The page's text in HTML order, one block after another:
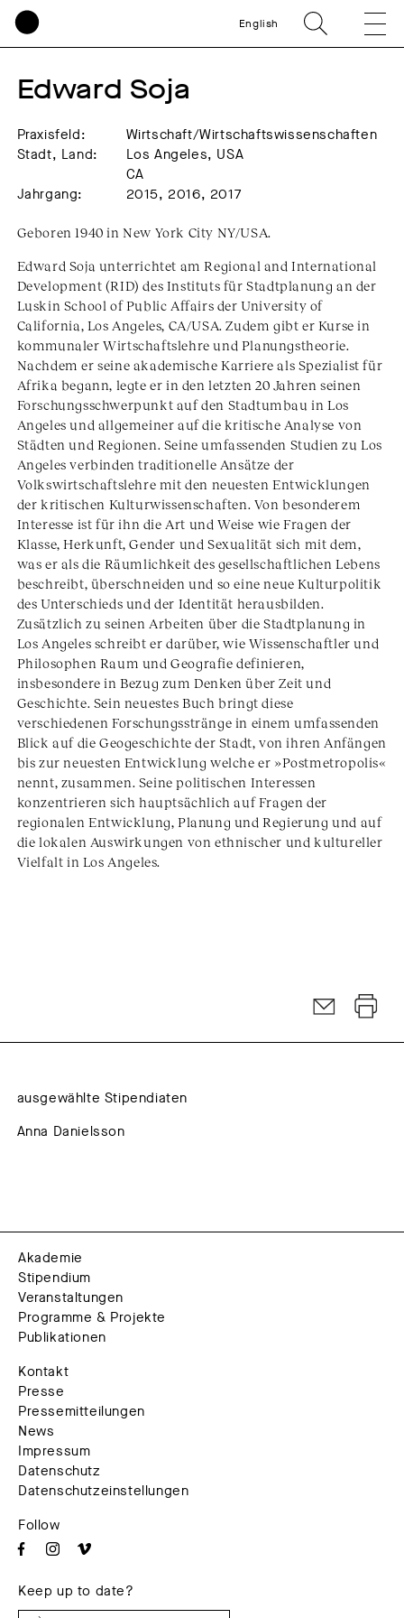
English
Edward Soja
Praxisfeld:
Wirtschaft/Wirtschaftswissenschaften
Stadt, Land:
Los Angeles, USA
CA
Jahrgang:
2015, 2016, 2017
Geboren 1940 in New York City NY/USA.
Edward Soja unterrichtet am Regional and International
Development (RID) des Instituts für Stadtplanung an der
Luskin School of Public Affairs der University of
California, Los Angeles, CA/USA. Zudem gibt er Kurse in
kommunaler Wirtschaftslehre und Planungstheorie.
Nachdem er seine akademische Karriere als Spezialist für
Afrika begann, legte er in den letzten 20 Jahren seinen
Forschungsschwerpunkt auf den Stadtumbau in Los
Angeles und allgemeiner auf die kritische Analyse von
Städten und Regionen. Seine umfassenden Studien zu Los
Angeles verbinden traditionelle Ansätze der
Volkswirtschaftslehre mit den neuesten Entwicklungen
der kritischen Kulturwissenschaften. Von besonderem
Interesse ist für ihn die Art und Weise wie Fragen der
Klasse, Herkunft, Gender und Sexualität sich mit dem,
was er als die Räumlichkeit des gesellschaftlichen Lebens
beschreibt, überschneiden und so eine neue Kulturpolitik
des Unterschieds und der Identität herausbilden.
Zusätzlich zu seinen Arbeiten über die Stadtplanung in
Los Angeles schreibt er darüber, wie Wissenschaftler und
Philosophen Raum und Geografie definieren,
insbesondere in Bezug zum Denken über Zeit und
Geschichte. Sein neuestes Buch bringt diese
verschiedenen Forschungsstränge in einem umfassenden
Blick auf die Geogeschichte der Stadt, von ihren Anfängen
bis zur neuesten Entwicklung welche er »Postmetropolis«
nennt, zusammen. Seine politischen Interessen
konzentrieren sich hauptsächlich auf Fragen der
regionalen Entwicklung, Planung und Regierung und auf
die lokalen Auswirkungen von ethnischer und kultureller
Vielfalt in Los Angeles.
ausgewählte Stipendiaten
Anna Danielsson
Akademie
Stipendium
Veranstaltungen
Programme & Projekte
Publikationen
Kontakt
Presse
Pressemitteilungen
News
Impressum
Datenschutz
Datenschutzeinstellungen
Follow
Keep up to date?